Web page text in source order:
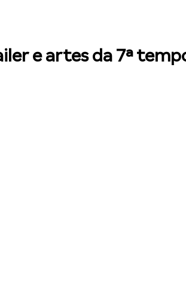
e artes da 7ª